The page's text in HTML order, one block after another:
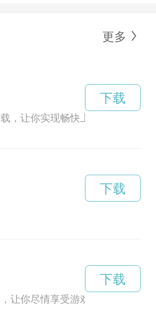
更多
，让你实现畅快上网的梦想。
下载
下载
让你尽情享受游戏乐趣！
下载